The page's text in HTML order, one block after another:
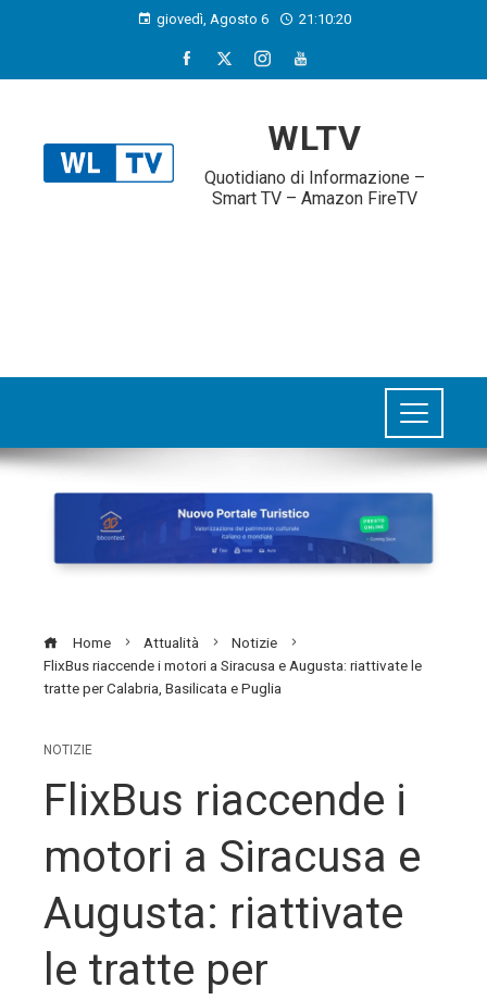
giovedì, Agosto 6 21:10:21
WLTV
Quotidiano di Informazione –
Smart TV – Amazon FireTV
Home Attualità
Notizie
FlixBus riaccende i motori a Siracusa e Augusta: riattivate le
tratte per Calabria, Basilicata e Puglia
NOTIZIE
FlixBus riaccende i
motori a Siracusa e
Augusta: riattivate
le tratte per